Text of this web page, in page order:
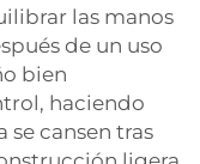
las manos
de un uso
bien
haciendo
se cansen tras